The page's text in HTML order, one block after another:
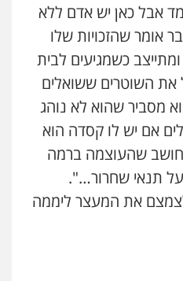
אבל כאן יש אדם ללא
אומר שהזכויות שלו
כשמגיעים לבית
את השוטרים ששואלים
מסביר שהוא לא נוהג
אם יש לו קסדה הוא
שהעוצמה ברמה
תנאי שחרור…".
לצמצם את המעצר ליממה